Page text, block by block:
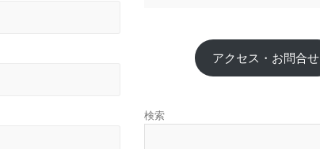
アクセス・お問合せ
検索